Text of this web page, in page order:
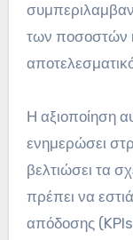
των ποσοστών
Η αξιοποίηση
ενημερώσει
βελτιώσει τα
πρέπει να
απόδοσης